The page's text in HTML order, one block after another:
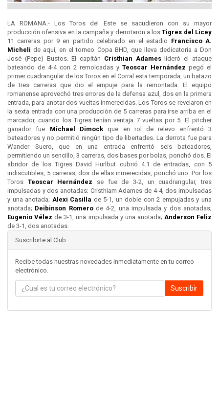
LA ROMANA.- Los Toros del Este se sacudieron con su mayor
producción ofensiva en la campaña y derrotaron a losTigres del Licey
11 carreras por 9 en partido celebrado en el estadio Francisco A.
Micheli de aquí, en el torneo Copa BHD, que lleva dedicatoria a Don
José (Pepe) Bustos. El capitán Cristhian Adameslideró el ataque
bateando de 4-4 con 2 remolcadas y Teoscar Hernández pegó el
primer cuadrangular de los Toros en el Corral esta temporada, un batazo
de tres carreras que dio el empuje para la remontada. El equipo
romanense aprovechó tres errores de la defensa azul, dos en la primera
entrada, para anotar dos vueltas inmerecidas. Los Toros se revelaron en
la sexta entrada con una producción de 5 carreras para irse arriba en el
marcador, cuando los Tigres tenían ventaja 7 vueltas por 5. El pitcher
ganador fue Michael Dimockque en rol de relevo enfrentó 3
bateadores y no permitió ningún tipo de libertades. La derrota fue para
Wander Suero, que en una entrada enfrentó seis bateadores,
permitiendo un sencillo, 3 carreras, dos bases por bolas, ponchó dos. El
abridor de los Tigres David Hurlbut cubrió 4.1 de entradas, con 5
indiscutibles, 5 carreras, dos de ellas inmerecidas, ponchó uno. Por los
Toros Teoscar Hernández se fue de 3-2, un cuadrangular, tres
impulsadas y dos anotadas; Cristhiam Adames de 4-4, dos impulsadas
y una anotada; Alexi Casilla de 5-1, un doble con 2 empujadas y una
anotada; Deibinson Romerode 4-2, una impulsada y dos anotadas;
Eugenio Vélez de 3-1, una impulsada y una anotada; Anderson Feliz
de 3-1, dos anotadas.
Suscribirte al Club
Recibe todas nuestras novedades inmediatamente en tu correo
electrónico.
Suscribir